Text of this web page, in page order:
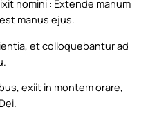
homini : Extende manum
manus ejus.
et colloquebantur ad
exiit in montem orare,